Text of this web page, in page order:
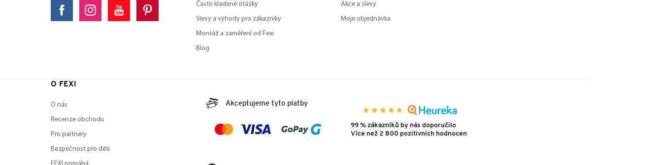
Často kladené otázky
Slevy a výhody pro zákazníky
Montáž a zaměření od Fexi
Blog
Akce a slevy
Moje objednávka
O FEXI
O nás
Recenze obchodu
Pro partnery
Bezpečnost pro děti
Akceptujeme tyto platby
99 % zákazníků by nás doporučilo
Více než 2 800 pozitivních hodnocení